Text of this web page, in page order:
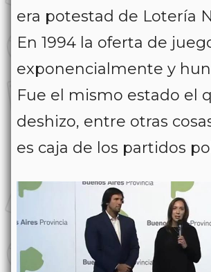
era potestad de Lotería
En 1994 la oferta de
exponencialmente y
Fue el mismo estado el
deshizo, entre otras
es caja de los partidos